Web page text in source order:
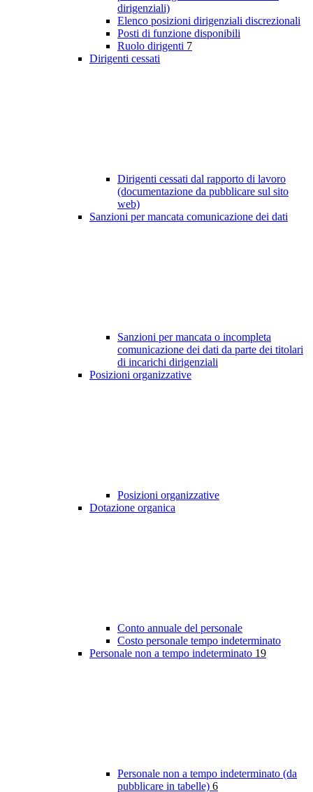
dirigenziali)
Elenco posizioni dirigenziali discrezionali
Posti di funzione disponibili
Ruolo dirigenti 7
Dirigenti cessati
Dirigenti cessati dal rapporto di lavoro
(documentazione da pubblicare sul sito
web)
Sanzioni per mancata comunicazione dei dati
Sanzioni per mancata o incompleta
comunicazione dei dati da parte dei titolari
di incarichi dirigenziali
Posizioni organizzative
Posizioni organizzative
Dotazione organica
Conto annuale del personale
Costo personale tempo indeterminato
Personale non a tempo indeterminato 19
Personale non a tempo indeterminato (da
pubblicare in tabelle) 6